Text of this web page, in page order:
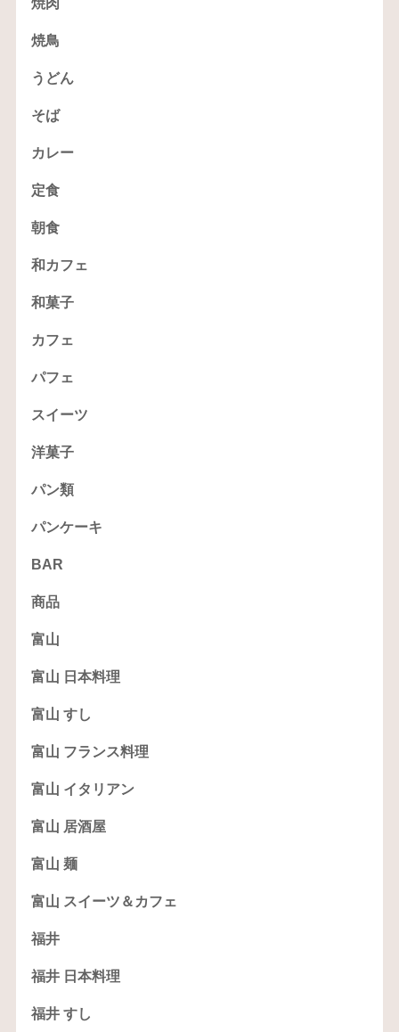
焼肉
焼鳥
うどん
そば
カレー
定食
朝食
和カフェ
和菓子
カフェ
パフェ
スイーツ
洋菓子
パン類
パンケーキ
BAR
商品
富山
富山 日本料理
富山 すし
富山 フランス料理
富山 イタリアン
富山 居酒屋
富山 麺
富山 スイーツ＆カフェ
福井
福井 日本料理
福井 すし